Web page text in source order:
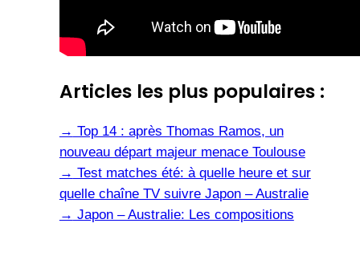
Articles les plus populaires :
→ Top 14 : après Thomas Ramos, un
nouveau départ majeur menace Toulouse
→ Test matches été: à quelle heure et sur
quelle chaîne TV suivre Japon – Australie
→ Japon – Australie: Les compositions